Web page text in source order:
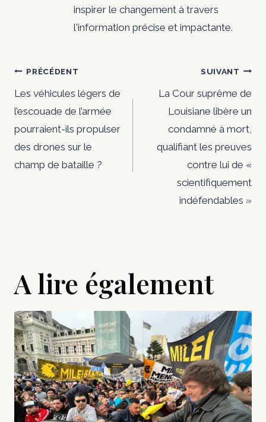
inspirer le changement à travers
l'information précise et impactante.
Navigation
de
l’article
PRÉCÉDENT
Les véhicules légers de
l’escouade de l’armée
pourraient-ils propulser
des drones sur le
champ de bataille ?
SUIVANT
La Cour suprême de
Louisiane libère un
condamné à mort,
qualifiant les preuves
contre lui de «
scientifiquement
indéfendables »
A lire également